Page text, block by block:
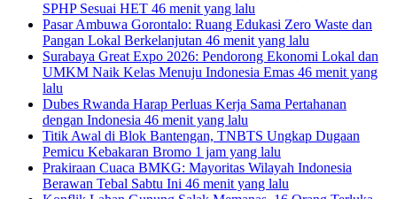
SPHP Sesuai HET 46 menit yang lalu
Pasar Ambuwa Gorontalo: Ruang Edukasi Zero Waste dan
Pangan Lokal Berkelanjutan 46 menit yang lalu
Surabaya Great Expo 2026: Pendorong Ekonomi Lokal dan
UMKM Naik Kelas Menuju Indonesia Emas 46 menit yang
lalu
Dubes Rwanda Harap Perluas Kerja Sama Pertahanan
dengan Indonesia 46 menit yang lalu
Titik Awal di Blok Bantengan, TNBTS Ungkap Dugaan
Pemicu Kebakaran Bromo 1 jam yang lalu
Prakiraan Cuaca BMKG: Mayoritas Wilayah Indonesia
Berawan Tebal Sabtu Ini 46 menit yang lalu